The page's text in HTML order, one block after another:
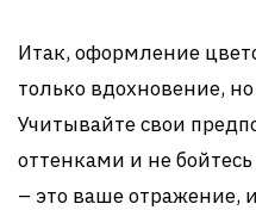
Итак, оформление
только вдохновение,
Учитывайте свои
оттенками и не
– это ваше отражение,